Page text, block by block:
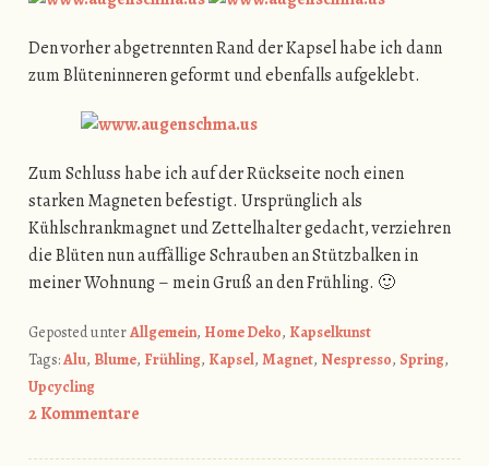
Den vorher abgetrennten Rand der Kapsel habe ich dann
zum Blüteninneren geformt und ebenfalls aufgeklebt.
Zum Schluss habe ich auf der Rückseite noch einen
starken Magneten befestigt. Ursprünglich als
Kühlschrankmagnet und Zettelhalter gedacht, verziehren
die Blüten nun auffällige Schrauben an Stützbalken in
meiner Wohnung – mein Gruß an den Frühling. 🙂
Geposted unterAllgemein, Home Deko, Kapselkunst
Tags:Alu, Blume, Frühling, Kapsel, Magnet, Nespresso, Spring,
Upcycling
2 Kommentare